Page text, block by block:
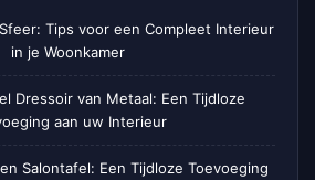
Tips voor een Compleet Interieur
in je Woonkamer
Dressoir van Metaal: Een Tijdloze
aan uw Interieur
Salontafel: Een Tijdloze Toevoeging